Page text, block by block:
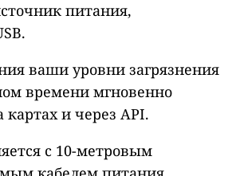
питания,
ваши уровни загрязнения
времени мгновенно
и через API.
с 10-метровым